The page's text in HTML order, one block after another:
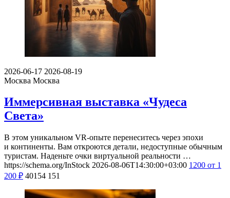
2026-06-17 2026-08-19
Москва Москва
Иммерсивная выставка «Чудеса
Света»
В этом уникальном VR-опыте перенеситесь через эпохи
и континенты. Вам откроются детали, недоступные обычным
туристам. Наденьте очки виртуальной реальности …
https://schema.org/InStock 2026-08-06T14:30:00+03:00 1200 от 1
200 ₽ 40154 151